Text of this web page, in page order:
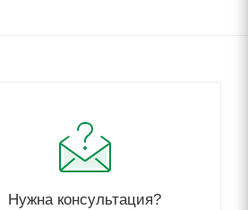
Нужна консультация?